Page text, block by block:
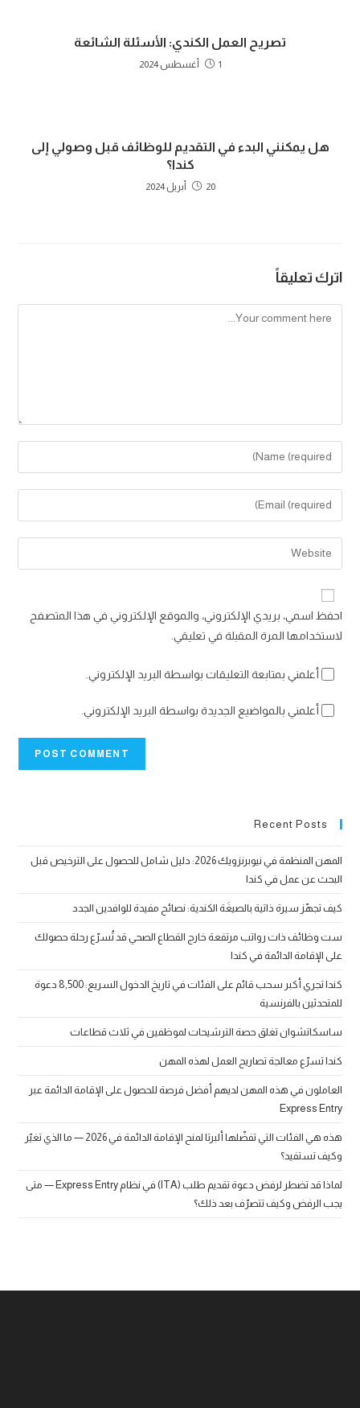
تصريح العمل الكندي: الأسئلة الشائعة
1 أغسطس 2024
هل يمكنني البدء في التقديم للوظائف قبل وصولي إلى
كندا؟
20 أبريل 2024
اترك تعليقاً
Comment
Enter
your
name
comment
Enter
your
email
address
comment
Enter
your
website
احفظ اسمي، بريدي الإلكتروني، والموقع الإلكتروني في هذا المتصفح
لاستخدامها المرة المقبلة في تعليقي.
أعلمني بمتابعة التعليقات بواسطة البريد الإلكتروني.
أعلمني بالمواضيع الجديدة بواسطة البريد الإلكتروني.
Recent Posts
المهن المنظمة في نيوبرنزويك 2026: دليل شامل للحصول على الترخيص قبل
البحث عن عمل في كندا
كيف تجهّز سيرة ذاتية بالصيغَة الكندية: نصائح مفيدة للوافدين الجدد
ست وظائف ذات رواتب مرتفعة خارج القطاع الصحي قد تُسرّع رحلة حصولك
على الإقامة الدائمة في كندا
كندا تجري أكبر سحب قائم على الفئات في تاريخ الدخول السريع: 8,500 دعوة
للمتحدثين بالفرنسية
ساسكاتشوان تغلق حصة الترشيحات لموظفين في ثلاث قطاعات
كندا تسرّع معالجة تصاريح العمل لهذه المهن
العاملون في هذه المهن لديهم أفضل فرصة للحصول على الإقامة الدائمة عبر
Express Entry
هذه هي الفئات التي تفضّلها ألبرتا لمنح الإقامة الدائمة في 2026 — ما الذي تغيّر
وكيف تستفيد؟
لماذا قد تضطر لرفض دعوة تقديم طلب (ITA) في نظام Express Entry — متى
يجب الرفض وكيف تتصرّف بعد ذلك؟